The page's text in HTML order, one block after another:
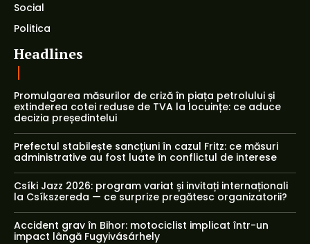
Social
Politica
Headlines
Promulgarea măsurilor de criză în piața petrolului și
extinderea cotei reduse de TVA la locuințe: ce aduce
decizia președintelui
Prefectul stabilește sancțiuni în cazul Fritz: ce măsuri
administrative au fost luate în conflictul de interese
Csíki Jazz 2026: program variat și invitați internaționali
la Csíkszereda — ce surprize pregătesc organizatorii?
Accident grav în Bihor: motociclist implicat într-un
impact lângă Fugyivásárhely